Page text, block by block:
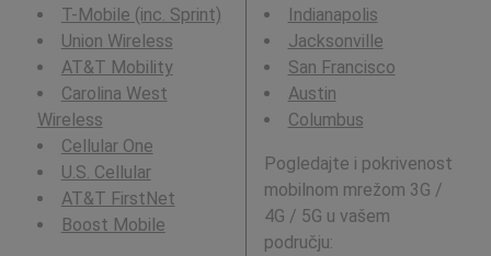
T-Mobile (inc. Sprint)
Union Wireless
AT&T Mobility
Carolina West
Wireless
Cellular One
U.S. Cellular
AT&T FirstNet
Boost Mobile
Indianapolis
Jacksonville
San Francisco
Austin
Columbus
Pogledajte i pokrivenost
mobilnom mrežom 3G /
4G / 5G u vašem
području: